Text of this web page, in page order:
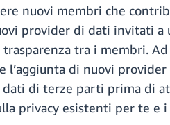
nuovi membri che
provider di dati invitati a
tra i membri.
l’aggiunta di nuovi
di terze parti prima di
privacy esistenti per te e